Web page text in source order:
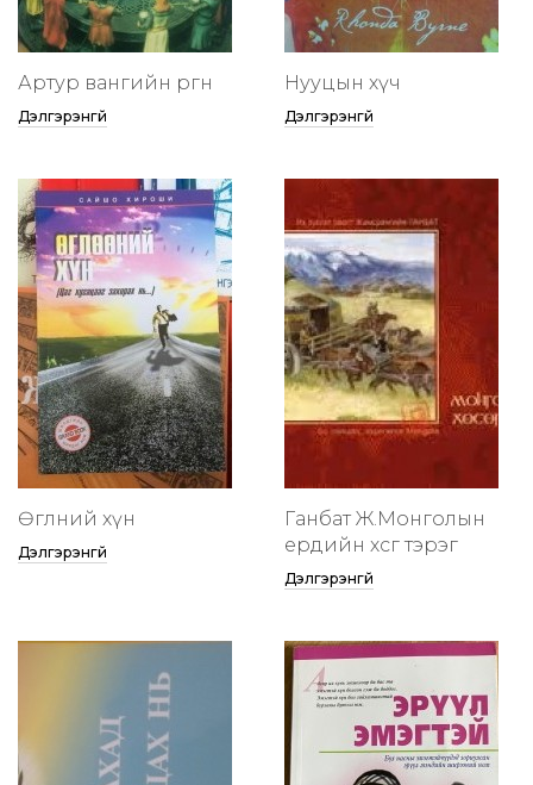
Артур вангийн өргөөнөө
Дэлгэрэнгүй
Нууцын хүч
Дэлгэрэнгүй
Өглөөний хүн
Дэлгэрэнгүй
Ганбат Ж.Монголын
ердийн хөсөг тэрэг
Дэлгэрэнгүй